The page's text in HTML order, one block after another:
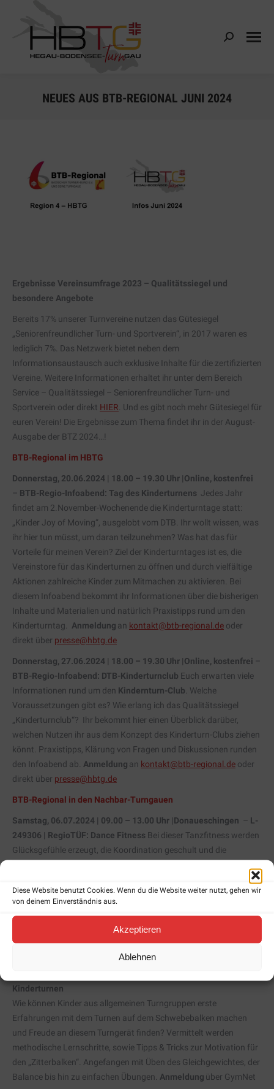
Diese Website benutzt Cookies. Wenn du die Website weiter nutzt, gehen wir
von deinem Einverständnis aus.
Akzeptieren
Ablehnen
Search:
NEUES AUS BTB-REGIONAL JUNI 2024
Ergebnisse Vereinsumfrage 2023 – Qualitätssiegel und
besondere Angebote
Bereits 17% unserer Turnvereine nutzen das Gütesiegel
„Seniorenfreundlicher Turn- und Sportverein“, in 2017 waren es
lediglich 7%. Das Netzwerk bietet neben dem
Informationsaustausch auch exklusive Inhalte für die zertifizierten
Vereine. Weitere Informationen erhaltet ihr unter dem Bereich
Service – Qualitätssiegel – Seniorenfreundlicher Turn- und
Sportverein oder direkt HIER . Und es gibt noch mehr Gütesiegel für
euren Verein! Die Ergebnisse zum Thema findet ihr in der August-
Ausgabe der BTZ 2024…!
BTB-Regional im HBTG
Donnerstag, 20.06.2024 | 18.00 – 19.30 Uhr |Online, kostenfrei
BTB-Regio-Infoabend: Tag des Kinderturnens Jedes Jahr
findet am 2.November-Wochenende die Kinderturntage statt:
„Kinder Joy of Moving“, ausgelobt vom DTB. Ihr wollt wissen, was
ihr hier tun müsst, um daran teilzunehmen? Was hat das für
Vorteile für meinen Verein? Ziel der Kinderturntages ist es, die
Vereinstore für das Kinderturnen zu öffnen und durch vielfältige
Aktionen zahlreiche Kinder zum Mitmachen zu aktivieren. Bei
diesem Infoabend bekommt ihr Informationen über die bisherigen
Inhalte und Materialien und natürlich Praxistipps rund um den
Kinderturntag. Anmeldung an kontakt@btb-regional.de oder
direkt über presse@hbtg.de
Donnerstag, 27.06.2024 | 18.00 – 19.30 Uhr |Online, kostenfrei
BTB-Regio-Infoabend: DTB-Kinderturnclub Euch erwarten viele
Informationen rund um den Kindernturn-Club . Welche
Voraussetzungen gibt es? Wie erlang ich das Qualitätssiegel
„Kinderturnclub“? Ihr bekommt hier einen Überblick darüber,
welchen Nutzen ihr aus dem Konzept des Kinderturn-Clubs ziehen
könnt. Praxistipps, Klärung von Fragen und Diskussionen runden
den Infoabend ab. Anmeldung an kontakt@btb-regional.de oder
direkt über presse@hbtg.de
BTB-Regional in den Nachbar-Turngauen
Samstag, 06.07.2024 | 09.00 – 13.00 Uhr |Donaueschingen
L-
249306 | RegioTÜF: Dance Fitness Bei dieser Tanzfitness werden
Glücksgefühle erzeugt, die Koordination geschult und die
Kräftigungsübungen unter dem Einsatz von Musik mit
GymNet
Samstag, 06.07.2024 | 09.00 – 13.00 Uhr |Donaueschingen
Kinderturnen
Wie können Kinder aus allgemeinen Turngruppen erste
Erfahrungen mit dem Turnen auf dem Schwebebalken machen
und Freude an diesem Turngerät finden? Vermittelt werden
methodische Lernschritte, sowie Tipps & Tricks zur Motivation für
den „Zitterbalken“. Angefangen mit Üben des Gleichgewichtes, der
Balance bis hin zu einfachen Übungen. Anmeldung über GymNet